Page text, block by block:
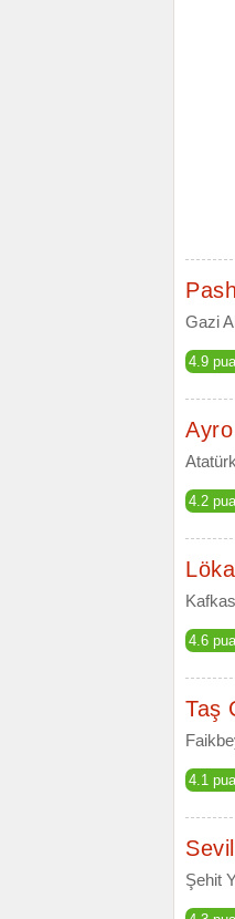
Gazi
4.9
4.2
4.6
Taş
4.1
Şehit